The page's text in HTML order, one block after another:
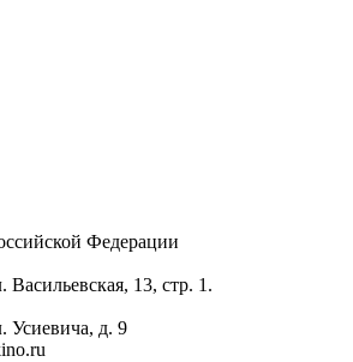
Федерации
Васильевская, 13, стр. 1.
Усиевича, д. 9